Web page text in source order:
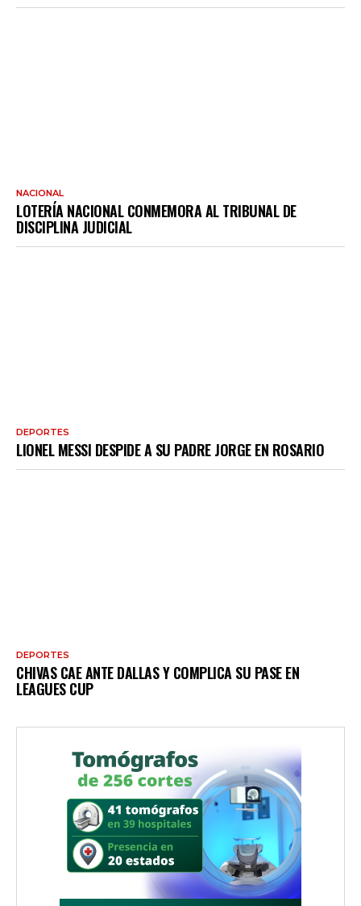
NACIONAL
LOTERÍA NACIONAL CONMEMORA AL TRIBUNAL DE
DISCIPLINA JUDICIAL
DEPORTES
LIONEL MESSI DESPIDE A SU PADRE JORGE EN ROSARIO
DEPORTES
CHIVAS CAE ANTE DALLAS Y COMPLICA SU PASE EN
LEAGUES CUP